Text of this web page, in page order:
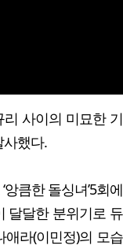
리 사이의 미묘한 기
사했다.
큼한 돌싱녀’5회에
달달한 분위기로 듀
라(이민정)의 모습